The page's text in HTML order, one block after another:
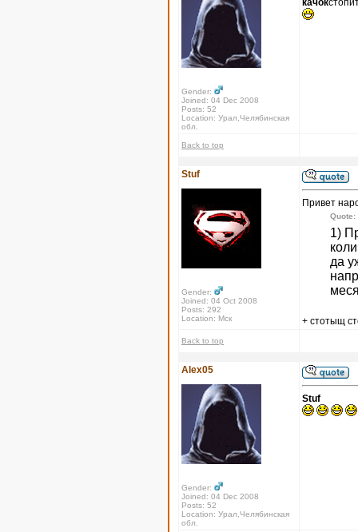
Gender:
Joined: 04 Dec 2008
Posts: 52
Location: Урал,Челябинская
обл.
качок
Back to top
Stuf
Gender:
Joined: 04 Oct 2008
Posts: 292
Location: Мск
Привет
Quote:
1)
да
+ стотыщ
Back to top
Alex05
Gender:
Joined: 04 Dec 2008
Posts: 52
Location: Урал,Челябинская
обл.
Stuf